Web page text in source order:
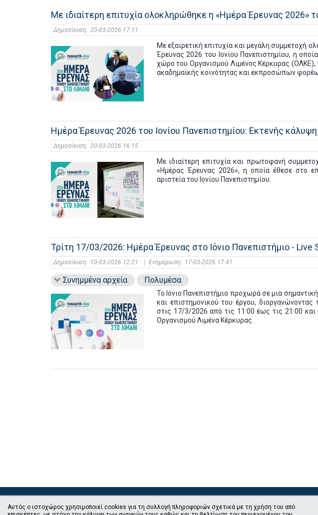
Με ιδιαίτερη επιτυχία ολοκληρώθηκε η «Ημέρα Έρευνας 2026»
Δημοσίευση: 20-03-2026 17:11
Με εξαιρετική επιτυχία και μεγάλη συμμετοχή
Έρευνας 2026 του Ιονίου Πανεπιστημίου, η
χώρο του Οργανισμού Λιμένος Κέρκυρας
ακαδημαϊκής κοινότητας και εκπροσώπων
Ημέρα Έρευνας 2026 του Ιονίου Πανεπιστημίου: Εκτενής
Δημοσίευση: 20-03-2026 16:15
Με ιδιαίτερη επιτυχία και πρωτοφανή
«Ημέρας Έρευνας 2026», η οποία έθεσε στο
αριστεία του Ιονίου Πανεπιστημίου.
Τρίτη 17/03/2026: Ημέρα Έρευνας στο Ιόνιο Πανεπιστήμιο - Live
Δημοσίευση: 10-03-2026 12:21 | Ενημέρωση: 17-03-2026 17:41
Συνημμένα αρχεία Πολυμέσα
Το Ιόνιο Πανεπιστήμιο προχωρά σε μια
και επιστημονικού του έργου,
στις 17/3/2026 από τις 11:00 έως τις 21:00
Οργανισμού Λιμένα Κέρκυρας.
Αυτός ο ιστοχώρος χρησιμοποιεί cookies για τη συλλογή πληροφοριών σχετικά με τη χρήση του από